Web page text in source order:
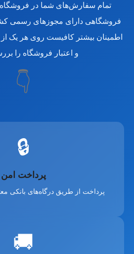
تمام سفارش‌های شما در فروشگاه
فروشگاهی دارای مجوزهای رسمی
اطمینان بیشتر کافیست روی هر یک
و اعتبار فروشگاه را
👇
🔒
پرداخت امن
پرداخت از طریق درگاه‌های بانکی
🚚